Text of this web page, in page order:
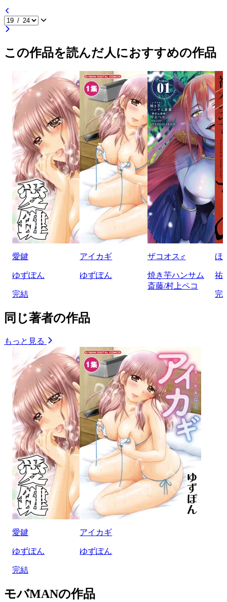
この作品を読んだ人におすすめの作品
愛鍵
ゆずぽん
完結
アイカギ
ゆずぽん
ザコオス♂
焼き芋ハンサム
斎藤/村上ペコ
ほ
祐
完
同じ著者の作品
もっと見る
愛鍵
ゆずぽん
完結
アイカギ
ゆずぽん
モバMANの作品